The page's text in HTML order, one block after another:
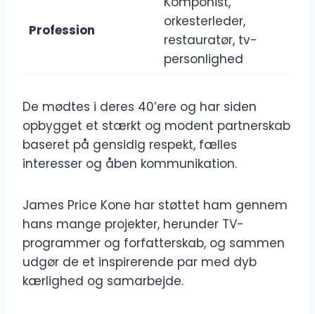
Profession
orkesterleder,
restauratør, tv-
personlighed
De mødtes i deres 40’ere og har siden
opbygget et stærkt og modent partnerskab
baseret på gensidig respekt, fælles
interesser og åben kommunikation.
James Price Kone har støttet ham gennem
hans mange projekter, herunder TV-
programmer og forfatterskab, og sammen
udgør de et inspirerende par med dyb
kærlighed og samarbejde.